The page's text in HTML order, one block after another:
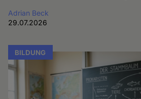
Adrian Beck
29.07.2026
BILDUNG